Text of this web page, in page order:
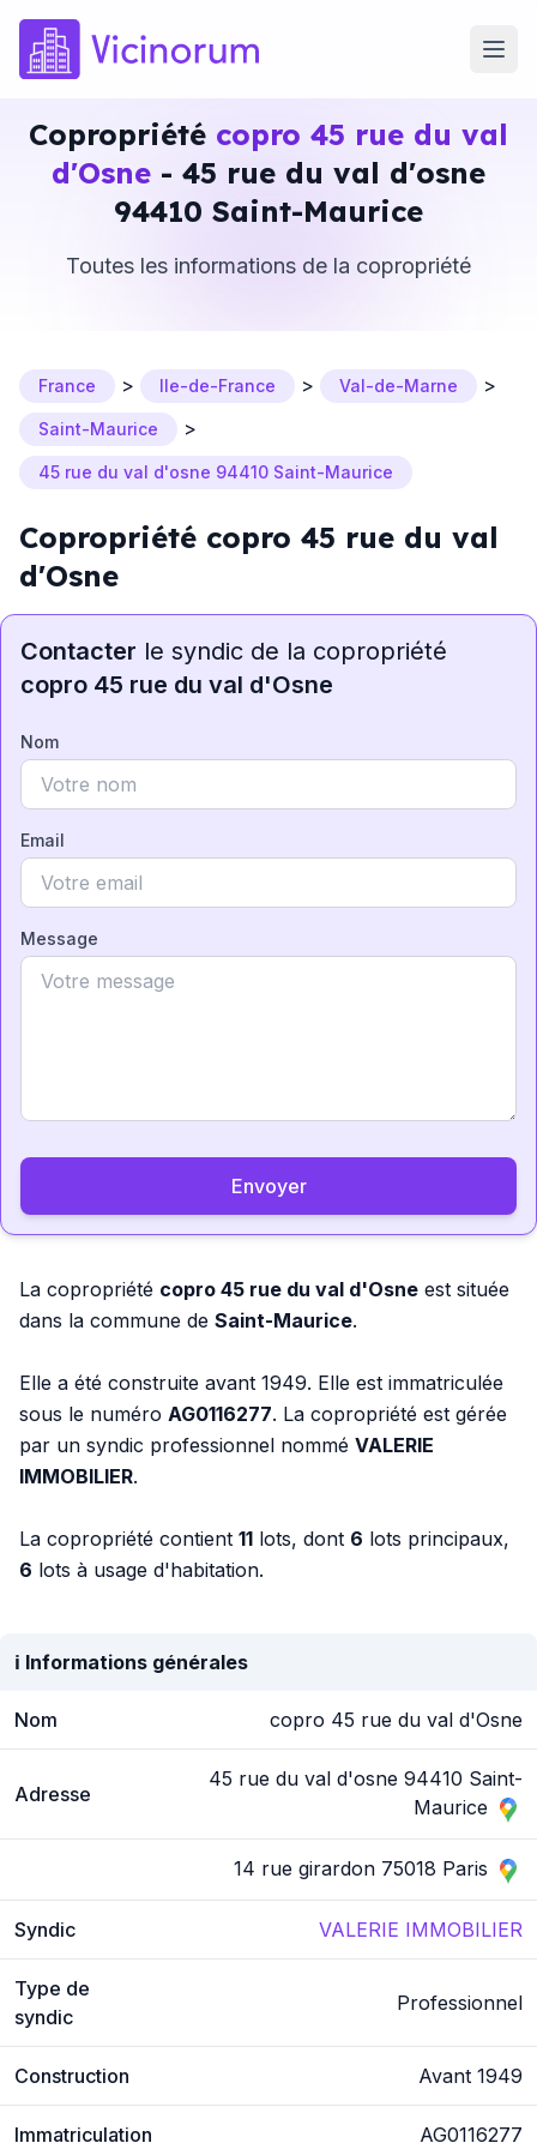
Copropriété copro 45 rue du val
d'Osne - 45 rue du val d'osne
94410 Saint-Maurice
Toutes les informations de la copropriété
France > Ile-de-France > Val-de-Marne >
Saint-Maurice >
45 rue du val d'osne 94410 Saint-Maurice
Copropriété copro 45 rue du val
d'Osne
Contacter le syndic de la copropriété
copro 45 rue du val d'Osne
Nom
Email
Message
Envoyer
La copropriété copro 45 rue du val d'Osne est située
dans la commune de Saint-Maurice.
Elle a été construite avant 1949. Elle est immatriculée
sous le numéro AG0116277. La copropriété est gérée
par un syndic professionnel nommé VALERIE
IMMOBILIER.
La copropriété contient 11 lots, dont 6 lots principaux,
6 lots à usage d'habitation.
ℹ️ Informations générales
Nom copro 45 rue du val d'Osne
Adresse
45 rue du val d'osne 94410 Saint-
Maurice
14 rue girardon 75018 Paris
Syndic VALERIE IMMOBILIER
Type de
syndic
Professionnel
Construction Avant 1949
Immatriculation AG0116277